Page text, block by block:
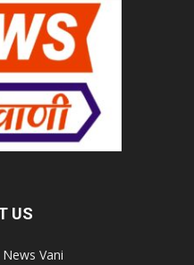
US
Vani